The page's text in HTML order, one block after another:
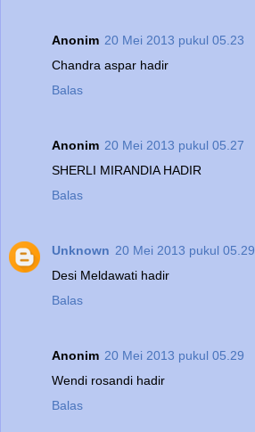
Anonim 20 Mei 2013 pukul 05.23
Chandra aspar hadir
Balas
Anonim 20 Mei 2013 pukul 05.27
SHERLI MIRANDIA HADIR
Balas
Unknown 20 Mei 2013 pukul 05.29
Desi Meldawati hadir
Balas
Anonim 20 Mei 2013 pukul 05.29
Wendi rosandi hadir
Balas